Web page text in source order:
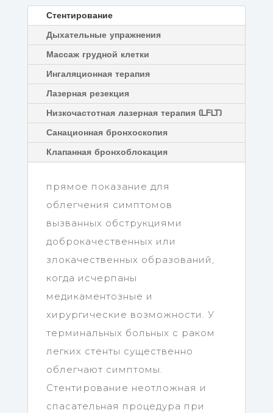
Стентирование
Дыхательные упражнения
Массаж грудной клетки
Ингаляционная терапия
Лазерная резекция
Низкочастотная лазерная терапия (LFLT)
Санационная бронхоскопия
Клапанная бронхоблокация
прямое показание для
облегчения симптомов
вызванных обструкциями
доброкачественных или
злокачественных образований,
когда исчерпаны
медикаментозные и
хирургические возможности. У
терминальных больных с раком
легких стенты существенно
облегчают симптомы.
Стентирование неотложная и
спасательная процедура при